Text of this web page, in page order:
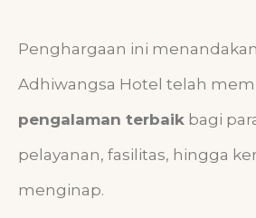
Penghargaan ini
Adhiwangsa Hotel telah
pengalaman terbaik bagi
pelayanan, fasilitas, hingga
menginap.